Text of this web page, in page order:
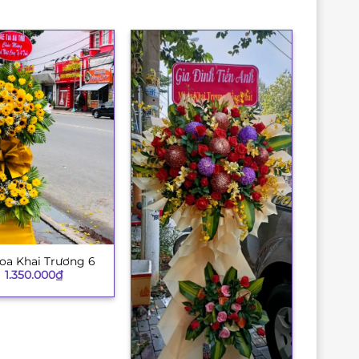
Khai Trương 6
1.350.000₫